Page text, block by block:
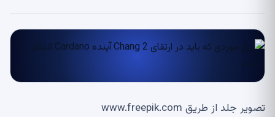
تصویر جلد از طریق www.freepik.com